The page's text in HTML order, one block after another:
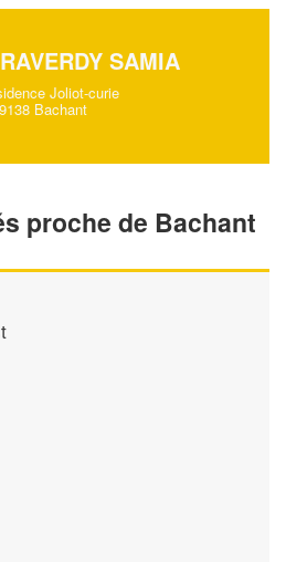
SAMIA
Joliot-curie
Bachant
proche de Bachant